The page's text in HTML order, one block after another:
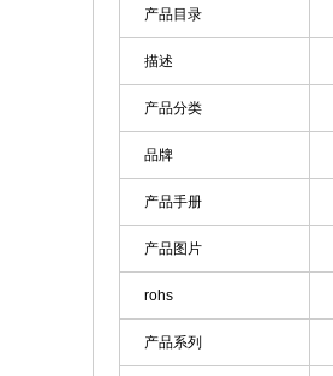
产品目录
描述
产品分类
品牌
产品手册
产品图片
rohs
产品系列